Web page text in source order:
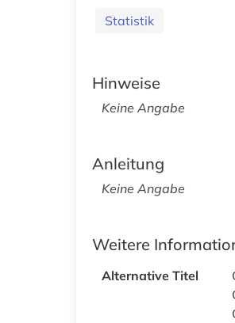
Statistik
Hinweise
Keine Angabe
Anleitung
Keine Angabe
Weitere
Alternative Titel